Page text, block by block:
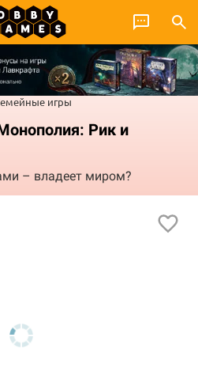
игры
Рик и
– владеет миром?